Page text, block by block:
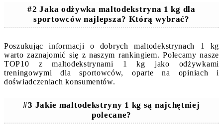
#2 Jaka odżywka maltodekstryna 1 kg dla
sportowców najlepsza? Którą wybrać?
Poszukując informacji o dobrych maltodekstrynach 1 kg
warto zaznajomić się z naszym rankingiem. Polecamy nasze
TOP10 z maltodekstrynami 1 kg jako odżywkami
treningowymi dla sportowców, oparte na opiniach i
doświadczeniach konsumentów.
#3 Jakie maltodekstryny 1 kg są najchętniej
polecane?